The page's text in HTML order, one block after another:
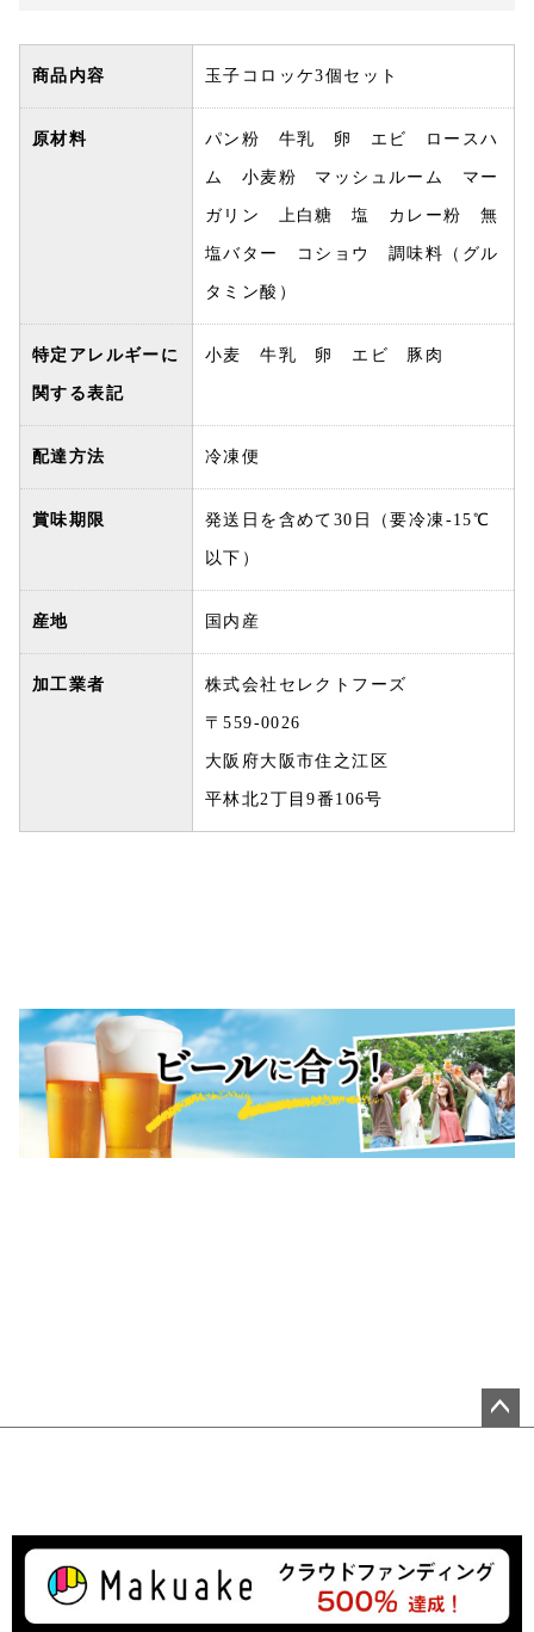
商品内容 玉子コロッケ3個セット
原材料 パン粉 牛乳 卵 エビ ロースハ
ム 小麦粉 マッシュルーム マー
ガリン 上白糖 塩 カレー粉 無
塩バター コショウ 調味料（グル
タミン酸）
特定アレルギーに
関する表記
小麦 牛乳 卵 エビ 豚肉
配達方法 冷凍便
賞味期限 発送日を含めて30日（要冷凍-15℃
以下）
産地 国内産
加工業者 株式会社セレクトフーズ
〒559-0026
大阪府大阪市住之江区
平林北2丁目9番106号
ト
ッ
へ